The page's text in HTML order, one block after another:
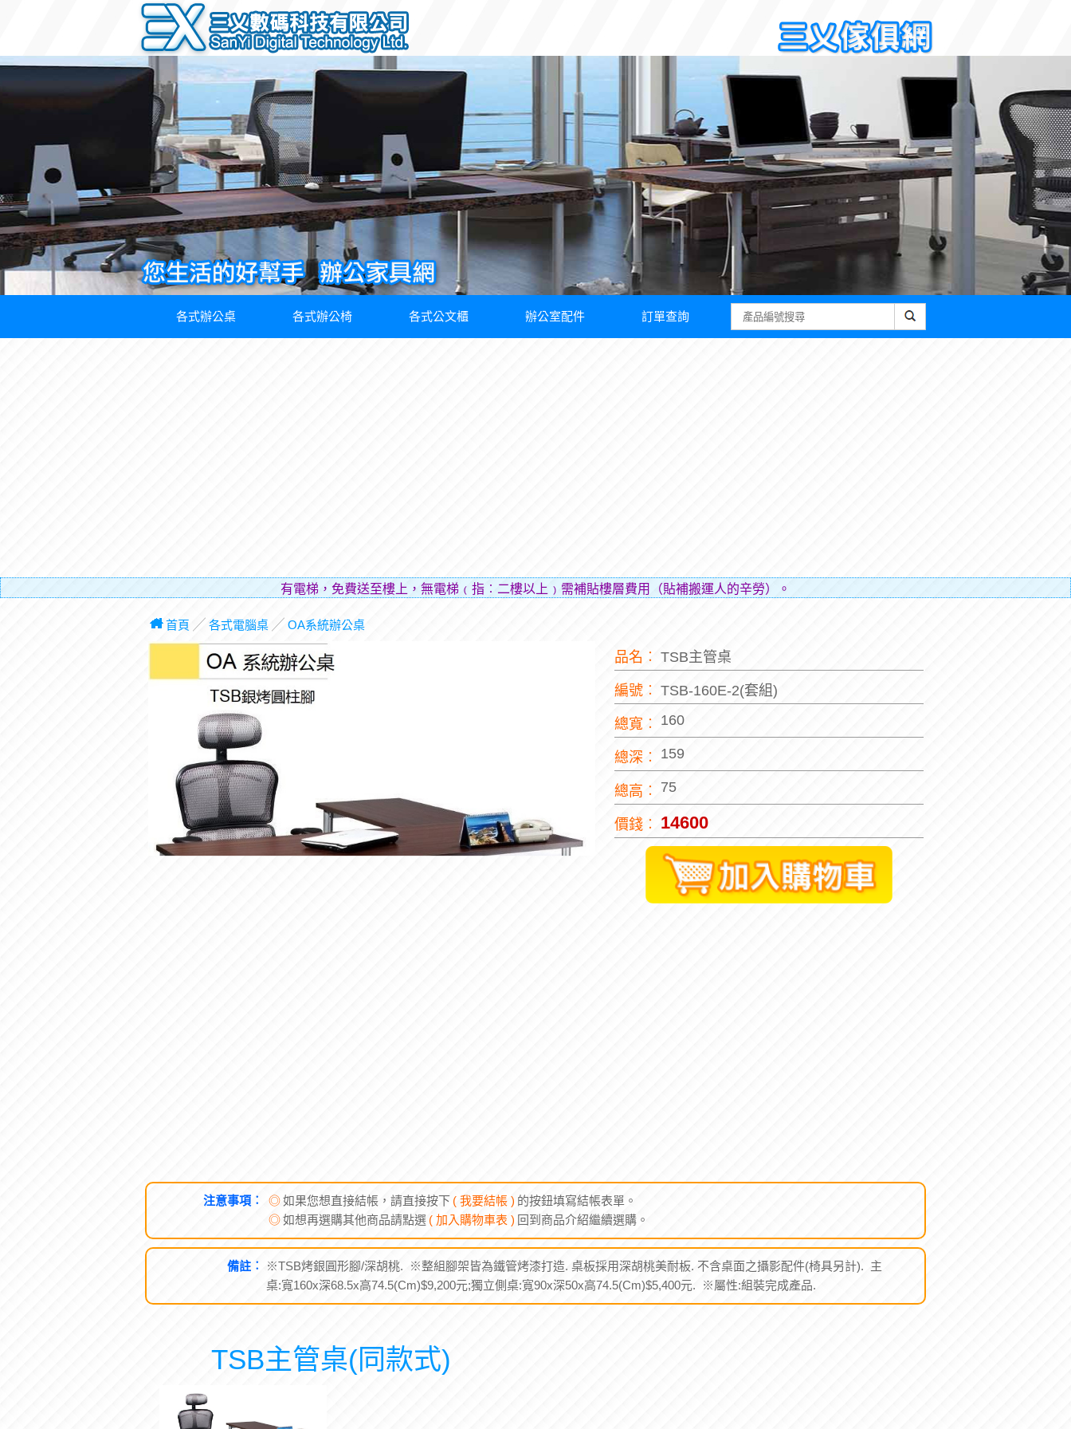
各式辦公桌 各式辦公椅 各式公文櫃 辦公室配件 訂單查詢
有電梯，免費送至樓上，無電梯﹙指︰二樓以上﹚需補貼樓層費用（貼補搬運人的辛勞）。
首頁 ╱ 各式電腦桌╱ OA系統辦公桌
品名︰ TSB主管桌
編號︰ TSB-160E-2(套組)
總寬︰ 160
總深︰ 159
總高︰ 75
價錢︰ 14600
注意事項︰ ◎如果您想直接結帳，請直接按下 ( 我要結帳 ) 的按鈕填寫結帳表單。
◎如想再選購其他商品請點選 ( 加入購物車表 ) 回到商品介紹繼續選購。
備註︰
※TSB烤銀圓形腳/深胡桃. ※整組腳架皆為鐵管烤漆打造. 桌板採用深胡桃美耐板. 不含桌面之攝影配件(椅具另計). 主
桌:寬160x深68.5x高74.5(Cm)$9,200元;獨立側桌:寬90x深50x高74.5(Cm)$5,400元. ※屬性:組裝完成產品.
TSB主管桌(同款式)